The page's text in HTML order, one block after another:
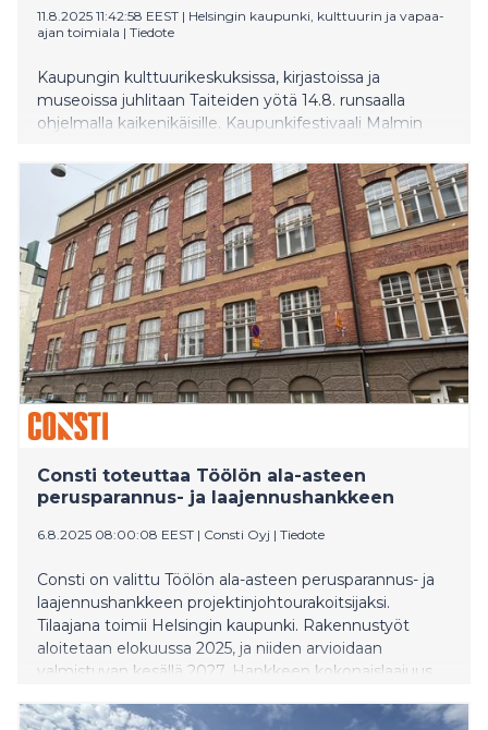
11.8.2025 11:42:58 EEST | Helsingin kaupunki, kulttuurin ja vapaa-
ajan toimiala | Tiedote
Kaupungin kulttuurikeskuksissa, kirjastoissa ja
museoissa juhlitaan Taiteiden yötä 14.8. runsaalla
ohjelmalla kaikenikäisille. Kaupunkifestivaali Malmin
Pimeä Puoli. Espan lavalle nousevat saamelaisesta
kulttuuriperinteestä ammentava kokoonpano
Ánnámáret sekä harmonikkataiteilija Kimmo
Pohjonen. Uudistetun Duunarimuseon avajaisia
juhlitaan Alppilassa. Uimastadionilla otetaan varaslähtö
Taiteiden yöhön jo keskiviikkona 13.8., kun
maauimalassa järjestetään perinteinen Jerobeam
Salakyttä Teamin pellehyppyshow. Koko tarjontaan voi
tutustua verkkosivuilla: tapahtumat.hel.fi
Consti toteuttaa Töölön ala-asteen
perusparannus- ja laajennushankkeen
6.8.2025 08:00:08 EEST | Consti Oyj | Tiedote
Consti on valittu Töölön ala-asteen perusparannus- ja
laajennushankkeen projektinjohtourakoitsijaksi.
Tilaajana toimii Helsingin kaupunki. Rakennustyöt
aloitetaan elokuussa 2025, ja niiden arvioidaan
valmistuvan kesällä 2027. Hankkeen kokonaislaajuus